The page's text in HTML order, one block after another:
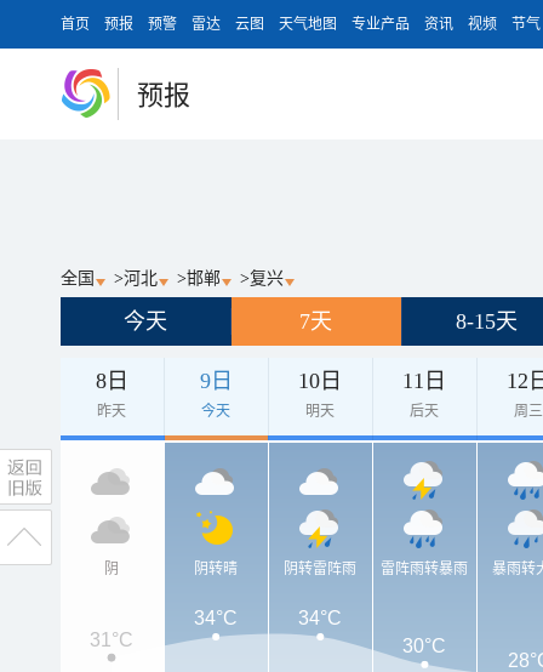
首页 预报 预警 雷达 云图 天气地图 专业产品 资讯 视频 节气
预报
全国 >河北 >邯郸 >复兴
今天 7天 8-15天
8日
昨天
9日
今天
10日
明天
11日
后天
12
周三
阴 阴转晴 阴转雷阵雨 雷阵雨转暴雨 暴雨转
31°C
34°C 34°C
30°C